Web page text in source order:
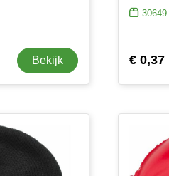
Bekijk
30649
€ 0,37